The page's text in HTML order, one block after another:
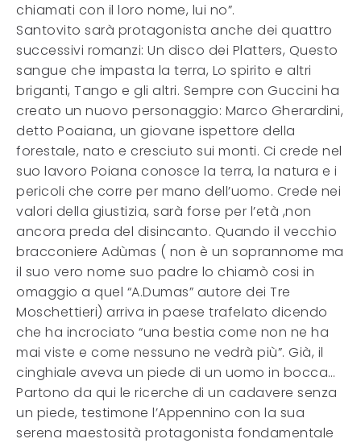
chiamati con il loro nome, lui no”.
Santovito sarà protagonista anche dei quattro
successivi romanzi: Un disco dei Platters, Questo
sangue che impasta la terra, Lo spirito e altri
briganti, Tango e gli altri. Sempre con Guccini ha
creato un nuovo personaggio: Marco Gherardini,
detto Poaiana, un giovane ispettore della
forestale, nato e cresciuto sui monti. Ci crede nel
suo lavoro Poiana conosce la terra, la natura e i
pericoli che corre per mano dell’uomo. Crede nei
valori della giustizia, sarà forse per l’età ,non
ancora preda del disincanto. Quando il vecchio
bracconiere Adùmas ( non è un soprannome ma
il suo vero nome suo padre lo chiamò cosi in
omaggio a quel “A.Dumas” autore dei Tre
Moschettieri) arriva in paese trafelato dicendo
che ha incrociato “una bestia come non ne ha
mai viste e come nessuno ne vedrà più”. Già, il
cinghiale aveva un piede di un uomo in bocca…
Partono da qui le ricerche di un cadavere senza
un piede, testimone l’Appennino con la sua
serena maestosità protagonista fondamentale